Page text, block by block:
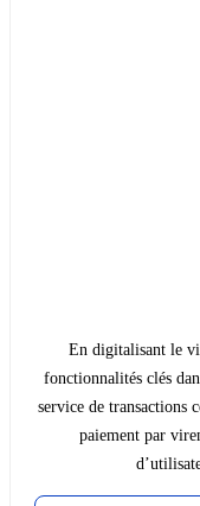
En digitalisant le
fonctionnalités clés
service de transactions
paiement par